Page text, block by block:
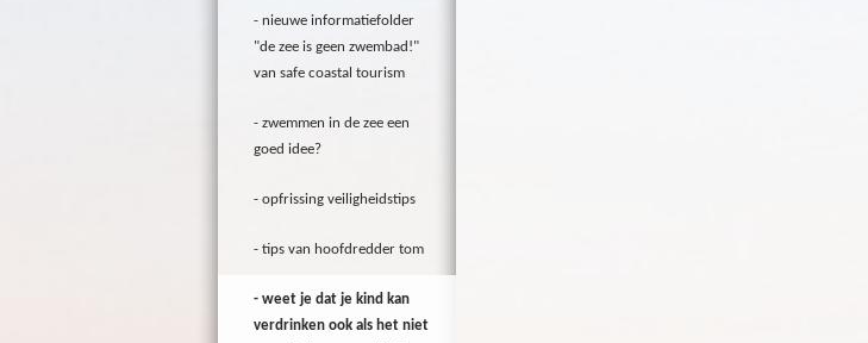
nieuwe informatiefolder
"de zee is geen zwembad!"
van safe coastal tourism
zwemmen in de zee een
goed idee?
opfrissing veiligheidstips
tips van hoofdredder tom
weet je dat je kind kan
verdrinken ook als het niet